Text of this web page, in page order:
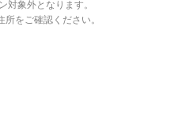
象外となります。
をご確認ください。